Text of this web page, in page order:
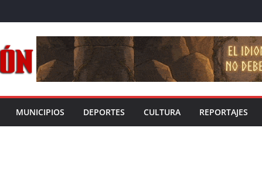
MUNICIPIOS DEPORTES CULTURA REPORTAJES